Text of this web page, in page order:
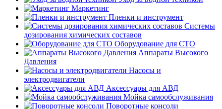
Маркетинг
Пленки и инструмент
Системы
дозирования химических составов
Оборудование для СТО
Аппараты Высокого
Давления
Насосы и
электродвигатели
Аксессуары для АВД
Мойка самообслуживания
Поворотные консоли